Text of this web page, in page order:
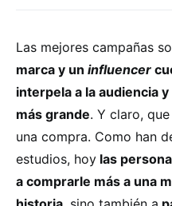
Las mejores campañas
marca y un influencer
interpela a la audiencia
más grande. Y claro,
una compra. Como han
estudios, hoy las
a comprarle más a una